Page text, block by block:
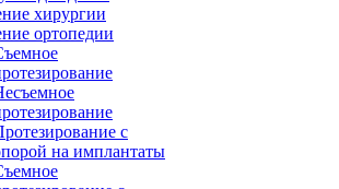
хирургии
ортопедии
с
на имплантаты